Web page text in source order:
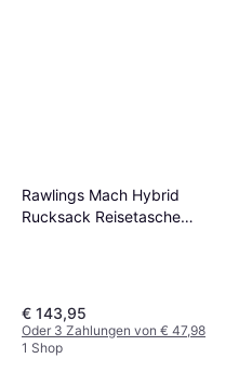
Rawlings Mach Hybrid
Rucksack Reisetasche
€ 143,95
Oder 3 Zahlungen von € 47,98
1 Shop